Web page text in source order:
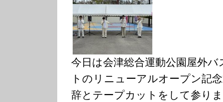
今日は会津総合運動公園屋外
トのリニューアルオープン記
辞とテープカットをして参り